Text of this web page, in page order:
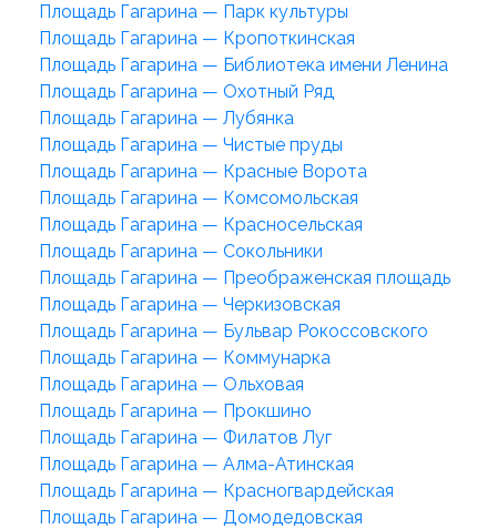
Площадь Гагарина — Парк культуры
Площадь Гагарина — Кропоткинская
Площадь Гагарина — Библиотека имени Ленина
Площадь Гагарина — Охотный Ряд
Площадь Гагарина — Лубянка
Площадь Гагарина — Чистые пруды
Площадь Гагарина — Красные Ворота
Площадь Гагарина — Комсомольская
Площадь Гагарина — Красносельская
Площадь Гагарина — Сокольники
Площадь Гагарина — Преображенская площадь
Площадь Гагарина — Черкизовская
Площадь Гагарина — Бульвар Рокоссовского
Площадь Гагарина — Коммунарка
Площадь Гагарина — Ольховая
Площадь Гагарина — Прокшино
Площадь Гагарина — Филатов Луг
Площадь Гагарина — Алма-Атинская
Площадь Гагарина — Красногвардейская
Площадь Гагарина — Домодедовская